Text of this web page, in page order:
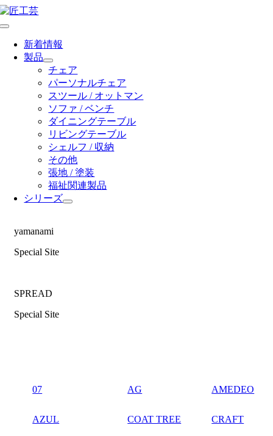
Skip
content
Toggle
Navigation新着情報
製品
チェア
パーソナルチェア
スツール / オットマン
ソファ / ベンチ
ダイニングテーブル
リビングテーブル
シェルフ / 収納
その他
張地 / 塗装
福祉関連製品
シリーズ
yamanami
Special Site
SPREAD
Special Site
07 AG AMEDEO
AZUL COAT TREE CRAFT